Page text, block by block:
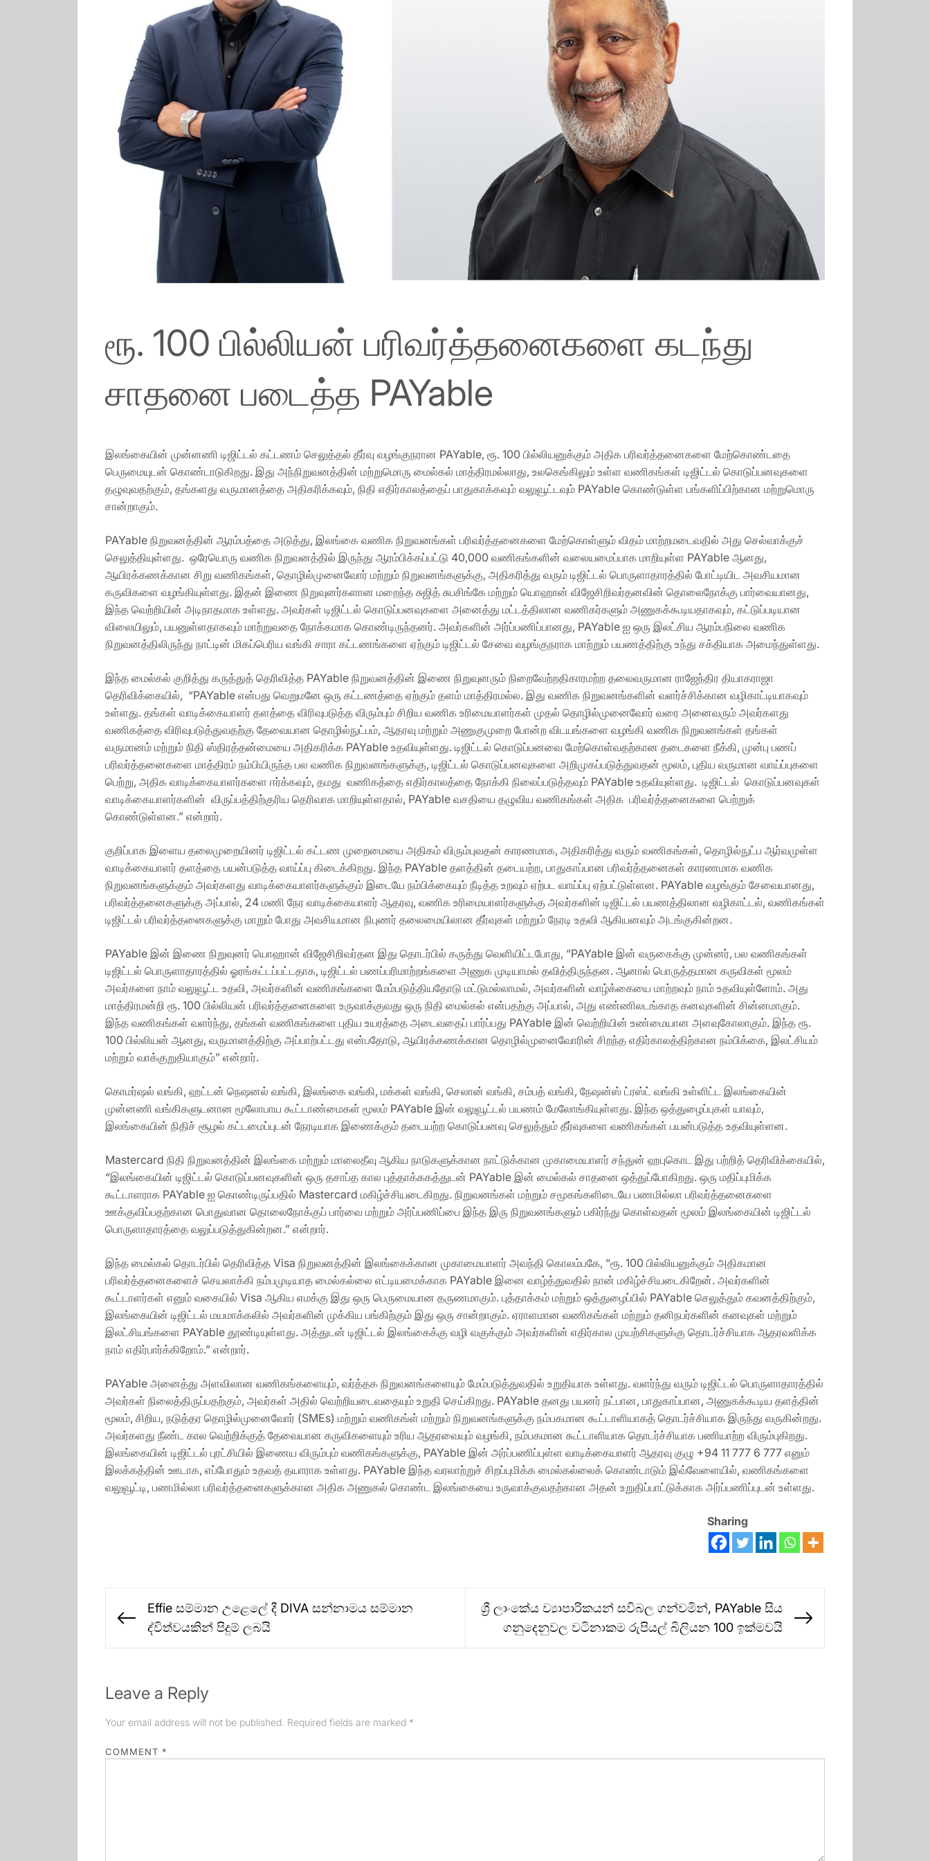
ரூ. 100 பில்லியன் பரிவர்த்தனைகளை கடந்து
சாதனை படைத்த PAYable
இலங்கையின் முன்னணி டிஜிட்டல் கட்டணம் செலுத்தல் தீர்வு வழங்குநரான PAYable, ரூ. 100 பில்லியனுக்கும் அதிக பரிவர்த்தனைகளை மேற்கொண்டதை
பெருமையுடன் கொண்டாடுகிறது. இது அந்நிறுவனத்தின் மற்றுமொரு மைல்கல் மாத்திரமல்லாது, உலகெங்கிலும் உள்ள வணிகங்கள் டிஜிட்டல் கொடுப்பனவுகளை
தழுவுவதற்கும், தங்களது வருமானத்தை அதிகரிக்கவும், நிதி எதிர்காலத்தைப் பாதுகாக்கவும் வலுவூட்டவும் PAYable கொண்டுள்ள பங்களிப்பிற்கான மற்றுமொரு
சான்றாகும்.
PAYable நிறுவனத்தின் ஆரம்பத்தை அடுத்து, இலங்கை வணிக நிறுவனங்கள் பரிவர்த்தனைகளை மேற்கொள்ளும் விதம் மாற்றமடைவதில் அது செல்வாக்குச்
செலுத்தியுள்ளது. ஒரேயொரு வணிக நிறுவனத்தில் இருந்து ஆரம்பிக்கப்பட்டு 40,000 வணிகங்களின் வலையமைப்பாக மாறியுள்ள PAYable ஆனது,
ஆயிரக்கணக்கான சிறு வணிகங்கள், தொழில்முனைவோர் மற்றும் நிறுவனங்களுக்கு, அதிகரித்து வரும் டிஜிட்டல் பொருளாதாரத்தில் போட்டியிட அவசியமான
கருவிகளை வழங்கியுள்ளது. இதன் இணை நிறுவுனர்களான மறைந்த சுஜித் சுபசிங்கே மற்றும் யொஹான் விஜேசிறிவர்தனவின் தொலைநோக்கு பார்வையானது,
இந்த வெற்றியின் அடிநாதமாக உள்ளது. அவர்கள் டிஜிட்டல் கொடுப்பனவுகளை அனைத்து மட்டத்திலான வணிகர்களும் அணுகக்கூடியதாகவும், கட்டுப்படியான
விலையிலும், பயனுள்ளதாகவும் மாற்றுவதை நோக்கமாக கொண்டிருந்தனர். அவர்களின் அர்ப்பணிப்பானது, PAYable ஐ ஒரு இலட்சிய ஆரம்பநிலை வணிக
நிறுவனத்திலிருந்து நாட்டின் மிகப்பெரிய வங்கி சாரா கட்டணங்களை ஏற்கும் டிஜிட்டல் சேவை வழங்குநராக மாற்றும் பயணத்திற்கு உந்து சக்தியாக அமைந்துள்ளது.
இந்த மைல்கல் குறித்து கருத்துத் தெரிவித்த PAYable நிறுவனத்தின் இணை நிறுவுனரும் நிறைவேற்றதிகாரமற்ற தலைவருமான ராஜேந்திர தியாகராஜா
தெரிவிக்கையில், “PAYable என்பது வெறுமனே ஒரு கட்டணத்தை ஏற்கும் தளம் மாத்திரமல்ல. இது வணிக நிறுவனங்களின் வளர்ச்சிக்கான வழிகாட்டியாகவும்
உள்ளது. தங்கள் வாடிக்கையாளர் தளத்தை விரிவுபடுத்த விரும்பும் சிறிய வணிக உரிமையாளர்கள் முதல் தொழில்முனைவோர் வரை அனைவரும் அவர்களது
வணிகத்தை விரிவுபடுத்துவதற்கு தேவையான தொழில்நுட்பம், ஆதரவு மற்றும் அணுகுமுறை போன்ற விடயங்களை வழங்கி வணிக நிறுவனங்கள் தங்கள்
வருமானம் மற்றும் நிதி ஸ்திரத்தன்மையை அதிகரிக்க PAYable உதவியுள்ளது. டிஜிட்டல் கொடுப்பனவை மேற்கொள்வதற்கான தடைகளை நீக்கி, முன்பு பணப்
பரிவர்த்தனைகளை மாத்திரம் நம்பியிருந்த பல வணிக நிறுவனங்களுக்கு, டிஜிட்டல் கொடுப்பனவுகளை அறிமுகப்படுத்துவதன் மூலம், புதிய வருமான வாய்ப்புகளை
பெற்று, அதிக வாடிக்கையாளர்களை ஈர்க்கவும், தமது வணிகத்தை எதிர்காலத்தை நோக்கி நிலைப்படுத்தவும் PAYable உதவியுள்ளது. டிஜிட்டல் கொடுப்பனவுகள்
வாடிக்கையாளர்களின் விருப்பத்திற்குரிய தெரிவாக மாறியுள்ளதால், PAYable வசதியை தழுவிய வணிகங்கள் அதிக பரிவர்த்தனைகளை பெற்றுக்
கொண்டுள்ளன.” என்றார்.
குறிப்பாக இளைய தலைமுறையினர் டிஜிட்டல் கட்டண முறைமையை அதிகம் விரும்புவதன் காரணமாக, அதிகரித்து வரும் வணிகங்கள், தொழில்நுட்ப ஆர்வமுள்ள
வாடிக்கையாளர் தளத்தை பயன்படுத்த வாய்ப்பு கிடைக்கிறது. இந்த PAYable தளத்தின் தடையற்ற, பாதுகாப்பான பரிவர்த்தனைகள் காரணமாக வணிக
நிறுவனங்களுக்கும் அவர்களது வாடிக்கையாளர்களுக்கும் இடையே நம்பிக்கையும் நீடித்த உறவும் ஏற்பட வாய்ப்பு ஏற்பட்டுள்ளன. PAYable வழங்கும் சேவையானது,
பரிவர்த்தனைகளுக்கு அப்பால், 24 மணி நேர வாடிக்கையாளர் ஆதரவு, வணிக உரிமையாளர்களுக்கு அவர்களின் டிஜிட்டல் பயணத்திலான வழிகாட்டல், வணிகங்கள்
டிஜிட்டல் பரிவர்த்தனைகளுக்கு மாறும் போது அவசியமான நிபுணர் தலைமையிலான தீர்வுகள் மற்றும் நேரடி உதவி ஆகியனவும் அடங்குகின்றன.
PAYable இன் இணை நிறுவுனர் யொஹான் விஜேசிறிவர்தன இது தொடர்பில் கருத்து வெளியிட்டபோது, “PAYable இன் வருகைக்கு முன்னர், பல வணிகங்கள்
டிஜிட்டல் பொருளாதாரத்தில் ஓரங்கட்டப்பட்டதாக, டிஜிட்டல் பணப்பரிமாற்றங்களை அணுக முடியாமல் தவித்திருந்தன. ஆனால் பொருத்தமான கருவிகள் மூலம்
அவர்களை நாம் வலுவூட்ட உதவி, அவர்களின் வணிகங்களை மேம்படுத்தியதோடு மட்டுமல்லாமல், அவர்களின் வாழ்க்கையை மாற்றவும் நாம் உதவியுள்ளோம். அது
மாத்திரமன்றி ரூ. 100 பில்லியன் பரிவர்த்தனைகளை உருவாக்குவது ஒரு நிதி மைல்கல் என்பதற்கு அப்பால், அது எண்ணிலடங்காத கனவுகளின் சின்னமாகும்.
இந்த வணிகங்கள் வளர்ந்து, தங்கள் வணிகங்களை புதிய உயரத்தை அடைவதைப் பார்ப்பது PAYable இன் வெற்றியின் உண்மையான அளவுகோலாகும். இந்த ரூ.
100 பில்லியன் ஆனது, வருமானத்திற்கு அப்பாற்பட்டது என்பதோடு, ஆயிரக்கணக்கான தொழில்முனைவோரின் சிறந்த எதிர்காலத்திற்கான நம்பிக்கை, இலட்சியம்
மற்றும் வாக்குறுதியாகும்” என்றார்.
கொமர்ஷல் வங்கி, ஹட்டன் நெஷனல் வங்கி, இலங்கை வங்கி, மக்கள் வங்கி, செலான் வங்கி, சம்பத் வங்கி, நேஷன்ஸ் ட்ரஸ்ட் வங்கி உள்ளிட்ட இலங்கையின்
முன்னணி வங்கிகளுடனான மூலோபாய கூட்டாண்மைகள் மூலம் PAYable இன் வலுவூட்டல் பயணம் மேலோங்கியுள்ளது. இந்த ஒத்துழைப்புகள் யாவும்,
இலங்கையின் நிதிச் சூழல் கட்டமைப்புடன் நேரடியாக இணைக்கும் தடையற்ற கொடுப்பனவு செலுத்தும் தீர்வுகளை வணிகங்கள் பயன்படுத்த உதவியுள்ளன.
Mastercard நிதி நிறுவனத்தின் இலங்கை மற்றும் மாலைதீவு ஆகிய நாடுகளுக்கான நாட்டுக்கான முகாமையாளர் சந்துன் ஹபுகொட இது பற்றித் தெரிவிக்கையில்,
“இலங்கையின் டிஜிட்டல் கொடுப்பனவுகளின் ஒரு தசாப்த கால புத்தாக்ககத்துடன் PAYable இன் மைல்கல் சாதனை ஒத்துப்போகிறது. ஒரு மதிப்புமிக்க
கூட்டாளராக PAYable ஐ கொண்டிருப்பதில் Mastercard மகிழ்ச்சியடைகிறது. நிறுவனங்கள் மற்றும் சமூகங்களிடையே பணமில்லா பரிவர்த்தனைகளை
ஊக்குவிப்பதற்கான பொதுவான தொலைநோக்குப் பார்வை மற்றும் அர்ப்பணிப்பை இந்த இரு நிறுவனங்களும் பகிர்ந்து கொள்வதன் மூலம் இலங்கையின் டிஜிட்டல்
பொருளாதாரத்தை வலுப்படுத்துகின்றன.” என்றார்.
இந்த மைல்கல் தொடர்பில் தெரிவித்த Visa நிறுவனத்தின் இலங்கைக்கான முகாமையாளர் அவந்தி கொலம்பகே, “ரூ. 100 பில்லியனுக்கும் அதிகமான
பரிவர்த்தனைகளைச் செயலாக்கி நம்பமுடியாத மைல்கல்லை எட்டியமைக்காக PAYable இனை வாழ்த்துவதில் நான் மகிழ்ச்சியடைகிறேன். அவர்களின்
கூட்டாளர்கள் எனும் வகையில் Visa ஆகிய எமக்கு இது ஒரு பெருமையான தருணமாகும். புத்தாக்கம் மற்றும் ஒத்துழைப்பில் PAYable செலுத்தும் கவனத்திற்கும்,
இலங்கையின் டிஜிட்டல் மயமாக்கலில் அவர்களின் முக்கிய பங்கிற்கும் இது ஒரு சான்றாகும். ஏராளமான வணிகங்கள் மற்றும் தனிநபர்களின் கனவுகள் மற்றும்
இலட்சியங்களை PAYable தூண்டியுள்ளது. அத்துடன் டிஜிட்டல் இலங்கைக்கு வழி வகுக்கும் அவர்களின் எதிர்கால முயற்சிகளுக்கு தொடர்ச்சியாக ஆதரவளிக்க
நாம் எதிர்பார்க்கிறோம்.” என்றார்.
PAYable அனைத்து அளவிலான வணிகங்களையும், வர்த்தக நிறுவனங்களையும் மேம்படுத்துவதில் உறுதியாக உள்ளது. வளர்ந்து வரும் டிஜிட்டல் பொருளாதாரத்தில்
அவர்கள் நிலைத்திருப்பதற்கும், அவர்கள் அதில் வெற்றியடைவதையும் உறுதி செய்கிறது. PAYable தனது பயனர் நட்பான, பாதுகாப்பான, அணுகக்கூடிய தளத்தின்
மூலம், சிறிய, நடுத்தர தொழில்முனைவோர் (SMEs) மற்றும் வணிகங்ள் மற்றும் நிறுவனங்களுக்கு நம்பகமான கூட்டாளியாகத் தொடர்ச்சியாக இருந்து வருகின்றது.
அவர்களது நீண்ட கால வெற்றிக்குத் தேவையான கருவிகளையும் உரிய ஆதரவையும் வழங்கி, நம்பகமான கூட்டாளியாக தொடர்ச்சியாக பணியாற்ற விரும்புகிறது.
இலங்கையின் டிஜிட்டல் புரட்சியில் இணைய விரும்பும் வணிகங்களுக்கு, PAYable இன் அர்ப்பணிப்புள்ள வாடிக்கையாளர் ஆதரவு குழு +94 11 777 6 777 எனும்
இலக்கத்தின் ஊடாக, எப்போதும் உதவத் தயாராக உள்ளது. PAYable இந்த வரலாற்றுச் சிறப்புமிக்க மைல்கல்லைக் கொண்டாடும் இவ்வேளையில், வணிகங்களை
வலுவூட்டி, பணமில்லா பரிவர்த்தனைகளுக்கான அதிக அணுகல் கொண்ட இலங்கையை உருவாக்குவதற்கான அதன் உறுதிப்பாட்டுக்காக அர்ப்பணிப்புடன் உள்ளது.
Sharing
navigation
Previous
Effie සම්මාන උළෙලේ දී DIVA සන්නාමය සම්මාන
ද්විත්වයකින් පිදුම් ලබයි
ශ්‍රී ලාංකේය ව්‍යාපාරිකයන් සවිබල ගන්වමින්, PAYable සිය
ගනුදෙනුවල වටිනාකම රුපියල් බිලියන 100 ඉක්මවයි
Leave a Reply
Your email address will not be published. Required fields are marked *
COMMENT *